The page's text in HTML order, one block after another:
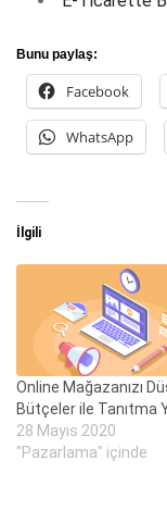
Bunu paylaş:
Facebook
WhatsApp
İlgili
Online Mağazanızı
Bütçeler ile Tanıtma
28 Mayıs 2020
"Pazarlama" içinde